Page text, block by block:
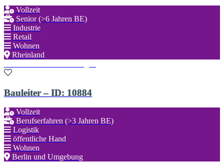
Vollzeit
Senior (>6 Jahren BE)
Industrie
Retail
Wohnen
Rheinland
Bauleiter – ID: 10884
Vollzeit
Berufserfahren (>3 Jahren BE)
Logistik
öffentliche Hand
Wohnen
Berlin und Umgebung